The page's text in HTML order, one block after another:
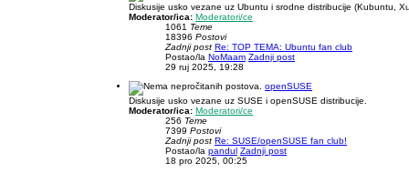
Diskusije usko vezane uz Ubuntu i srodne distribucije (Kubuntu,
Moderator/ica: Moderatori/ce
1061 Teme
18396 Postovi
Zadnji post Re: TOP TEMA: Ubuntu fan club
Postao/la NoMaam Zadnji post
29 ruj 2025, 19:28
openSUSE
Diskusije usko vezane uz SUSE i openSUSE distribucije.
Moderator/ica: Moderatori/ce
256 Teme
7399 Postovi
Zadnji post Re: SUSE/openSUSE fan club!
Postao/la pandul Zadnji post
18 pro 2025, 00:25